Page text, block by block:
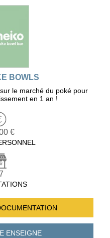
BOWLS
le marché du poké pour
en 1 an !
€
ENSEIGNE